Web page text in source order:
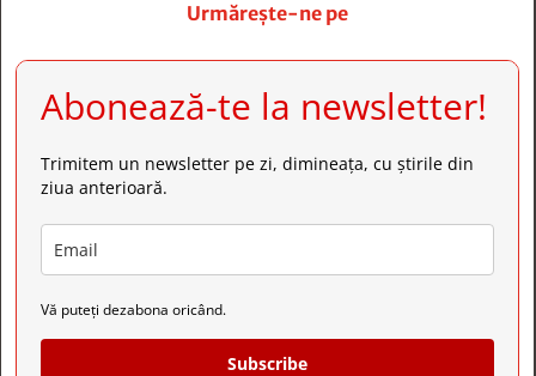
Urmărește-ne pe
Abonează-te la newsletter!
Trimitem un newsletter pe zi, dimineața, cu știrile din
ziua anterioară.
Vă puteți dezabona oricând.
Subscribe